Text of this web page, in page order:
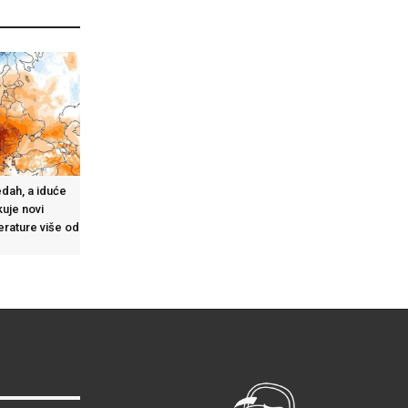
a iduće
novi
više od